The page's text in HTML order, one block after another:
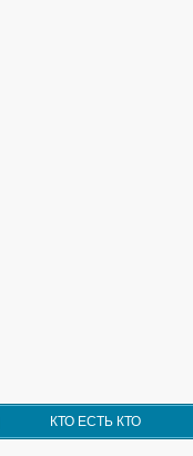
КТО ЕСТЬ КТО